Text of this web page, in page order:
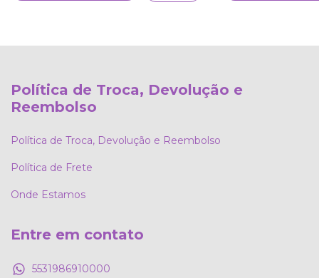
Política de Troca, Devolução e
Reembolso
Política de Troca, Devolução e Reembolso
Política de Frete
Onde Estamos
Entre em contato
5531986910000